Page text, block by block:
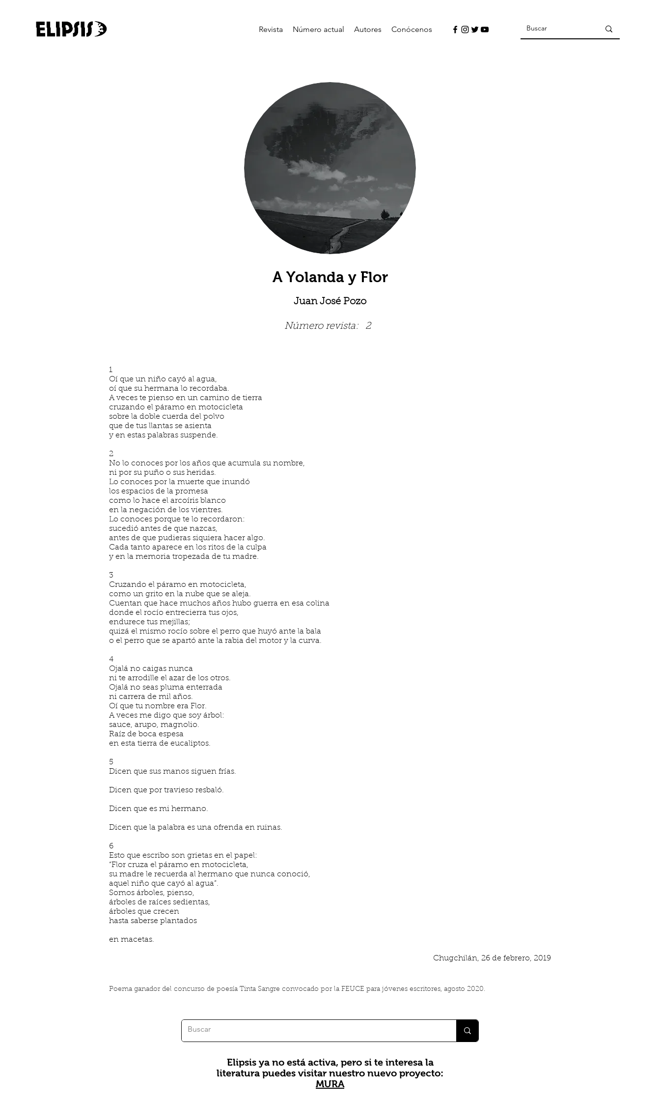
Revista Número actual Autores Conócenos
A Yolanda y Flor
Juan José Pozo
Número revista: 2
1
Oí que un niño cayó al agua,
oí que su hermana lo recordaba.
A veces te pienso en un camino de tierra
cruzando el páramo en motocicleta
sobre la doble cuerda del polvo
que de tus llantas se asienta
y en estas palabras suspende.
2
No lo conoces por los años que acumula su nombre,
ni por su puño o sus heridas.
Lo conoces por la muerte que inundó
los espacios de la promesa
como lo hace el arcoíris blanco
en la negación de los vientres.
Lo conoces porque te lo recordaron:
sucedió antes de que nazcas,
antes de que pudieras siquiera hacer algo.
Cada tanto aparece en los ritos de la culpa
y en la memoria tropezada de tu madre.
3
Cruzando el páramo en motocicleta,
como un grito en la nube que se aleja.
Cuentan que hace muchos años hubo guerra en esa colina
donde el rocío entrecierra tus ojos,
endurece tus mejillas;
quizá el mismo rocío sobre el perro que huyó ante la bala
o el perro que se apartó ante la rabia del motor y la curva.
4
Ojalá no caigas nunca
ni te arrodille el azar de los otros.
Ojalá no seas pluma enterrada
ni carrera de mil años.
Oí que tu nombre era Flor.
A veces me digo que soy árbol:
sauce, arupo, magnolio.
Raíz de boca espesa
en esta tierra de eucaliptos.
5
Dicen que sus manos siguen frías.
Dicen que por travieso resbaló.
Dicen que es mi hermano.
Dicen que la palabra es una ofrenda en ruinas.
6
Esto que escribo son grietas en el papel:
“Flor cruza el páramo en motocicleta,
su madre le recuerda al hermano que nunca conoció,
aquel niño que cayó al agua”.
Somos árboles, pienso,
árboles de raíces sedientas,
árboles que crecen
hasta saberse plantados
en macetas.
Chugchilán, 26 de febrero, 2019
Poema ganador del concurso de poesía Tinta Sangre convocado por la FEUCE para jóvenes escritores, agosto 2020.
Elipsis ya no está activa, pero si te interesa la
literatura puedes visitar nuestro nuevo proyecto:
MURA